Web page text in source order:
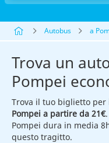
Autobus a
Trova un
Pompei
Trova il tuo biglietto
Pompei a partire da 21€
Pompei dura in media
questo tragitto.